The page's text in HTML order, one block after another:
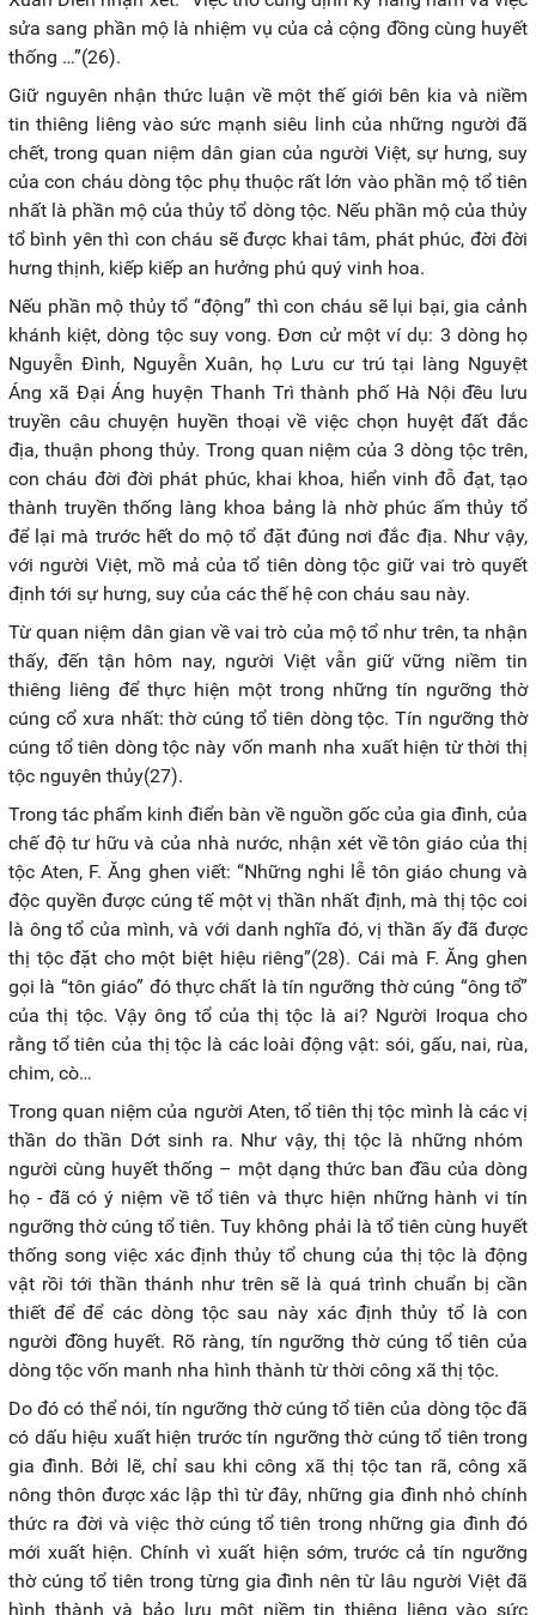
sửa sang phần mộ là nhiệm vụ của cả cộng đồng cùng huyết
thống …”(26).
Giữ nguyên nhận thức luận về một thế giới bên kia và niềm
tin thiêng liêng vào sức mạnh siêu linh của những người đã
chết, trong quan niệm dân gian của người Việt, sự hưng, suy
của con cháu dòng tộc phụ thuộc rất lớn vào phần mộ tổ tiên
nhất là phần mộ của thủy tổ dòng tộc. Nếu phần mộ của thủy
tổ bình yên thì con cháu sẽ được khai tâm, phát phúc, đời đời
hưng thịnh, kiếp kiếp an hưởng phú quý vinh hoa.
Nếu phần mộ thủy tổ “động” thì con cháu sẽ lụi bại, gia cảnh
khánh kiệt, dòng tộc suy vong. Đơn cử một ví dụ: 3 dòng họ
Nguyễn Đình, Nguyễn Xuân, họ Lưu cư trú tại làng Nguyệt
Áng xã Đại Áng huyện Thanh Trì thành phố Hà Nội đều lưu
truyền câu chuyện huyền thoại về việc chọn huyệt đất đắc
địa, thuận phong thủy. Trong quan niệm của 3 dòng tộc trên,
con cháu đời đời phát phúc, khai khoa, hiển vinh đỗ đạt, tạo
thành truyền thống làng khoa bảng là nhờ phúc ấm thủy tổ
để lại mà trước hết do mộ tổ đặt đúng nơi đắc địa. Như vậy,
với người Việt, mồ mả của tổ tiên dòng tộc giữ vai trò quyết
định tới sự hưng, suy của các thế hệ con cháu sau này.
Từ quan niệm dân gian về vai trò của mộ tổ như trên, ta nhận
thấy, đến tận hôm nay, người Việt vẫn giữ vững niềm tin
thiêng liêng để thực hiện một trong những tín ngưỡng thờ
cúng cổ xưa nhất: thờ cúng tổ tiên dòng tộc. Tín ngưỡng thờ
cúng tổ tiên dòng tộc này vốn manh nha xuất hiện từ thời thị
tộc nguyên thủy(27).
Trong tác phẩm kinh điển bàn về nguồn gốc của gia đình, của
chế độ tư hữu và của nhà nước, nhận xét về tôn giáo của thị
tộc Aten, F. Ăng ghen viết: “Những nghi lễ tôn giáo chung và
độc quyền được cúng tế một vị thần nhất định, mà thị tộc coi
là ông tổ của mình, và với danh nghĩa đó, vị thần ấy đã được
thị tộc đặt cho một biệt hiệu riêng”(28). Cái mà F. Ăng ghen
gọi là “tôn giáo” đó thực chất là tín ngưỡng thờ cúng “ông tổ”
của thị tộc. Vậy ông tổ của thị tộc là ai? Người Iroqua cho
rằng tổ tiên của thị tộc là các loài động vật: sói, gấu, nai, rùa,
chim, cò…
Trong quan niệm của người Aten, tổ tiên thị tộc mình là các vị
thần do thần Dớt sinh ra. Như vậy, thị tộc là những nhóm
người cùng huyết thống – một dạng thức ban đầu của dòng
họ - đã có ý niệm về tổ tiên và thực hiện những hành vi tín
ngưỡng thờ cúng tổ tiên. Tuy không phải là tổ tiên cùng huyết
thống song việc xác định thủy tổ chung của thị tộc là động
vật rồi tới thần thánh như trên sẽ là quá trình chuẩn bị cần
thiết để để các dòng tộc sau này xác định thủy tổ là con
người đồng huyết. Rõ ràng, tín ngưỡng thờ cúng tổ tiên của
dòng tộc vốn manh nha hình thành từ thời công xã thị tộc.
Do đó có thể nói, tín ngưỡng thờ cúng tổ tiên của dòng tộc đã
có dấu hiệu xuất hiện trước tín ngưỡng thờ cúng tổ tiên trong
gia đình. Bởi lẽ, chỉ sau khi công xã thị tộc tan rã, công xã
nông thôn được xác lập thì từ đây, những gia đình nhỏ chính
thức ra đời và việc thờ cúng tổ tiên trong những gia đình đó
mới xuất hiện. Chính vì xuất hiện sớm, trước cả tín ngưỡng
thờ cúng tổ tiên trong từng gia đình nên từ lâu người Việt đã
hình thành và bảo lưu một niềm tin thiêng liêng vào sức